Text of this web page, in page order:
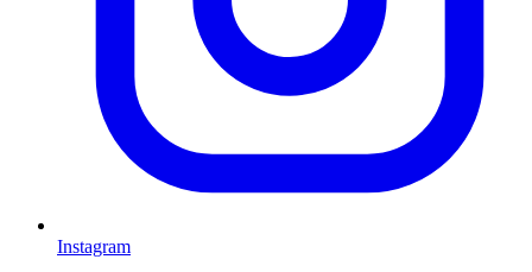
Instagram